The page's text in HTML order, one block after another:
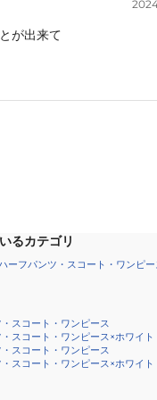
が出来て
るカテゴリ
ーフパンツ・スコート・ワンピー
スコート・ワンピース
スコート・ワンピース×ホワイト
スコート・ワンピース
スコート・ワンピース×ホワイト